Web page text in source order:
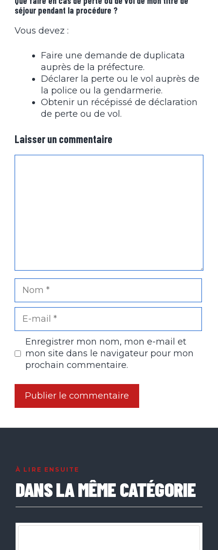
séjour pendant la procédure ?
Vous devez :
Faire une demande de duplicata
auprès de la préfecture.
Déclarer la perte ou le vol auprès de
la police ou la gendarmerie.
Obtenir un récépissé de déclaration
de perte ou de vol.
Laisser un commentaire
mail
Enregistrer mon nom, mon e-mail et
mon site dans le navigateur pour mon
prochain commentaire.
À LIRE ENSUITE
DANS LA MÊME CATÉGORIE